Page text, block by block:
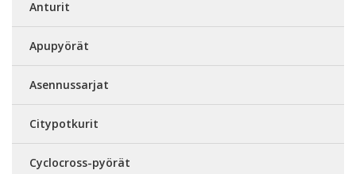
Anturit
Apupyörät
Asennussarjat
Citypotkurit
Cyclocross-pyörät